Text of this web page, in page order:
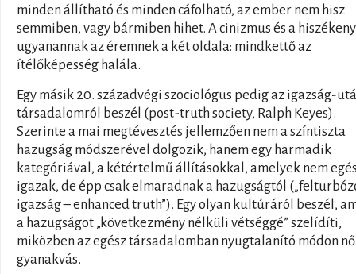
minden állítható és minden cáfolható, az ember nem hisz
semmiben, vagy bármiben hihet. A cinizmus és a
ugyanannak az éremnek a két oldala: mindkettő az
ítélőképesség halála.
Egy másik 20. századvégi szociológus pedig az igazság-
társadalomról beszél (post-truth society, Ralph Keyes).
Szerinte a mai megtévesztés jellemzően nem a színtiszta
hazugság módszerével dolgozik, hanem egy harmadik
kategóriával, a kétértelmű állításokkal, amelyek nem
igazak, de épp csak elmaradnak a hazugságtól
igazság – enhanced truth”). Egy olyan kultúráról beszél,
a hazugságot „következmény nélküli vétséggé” szelídíti,
miközben az egész társadalomban nyugtalanító módon
gyanakvás.